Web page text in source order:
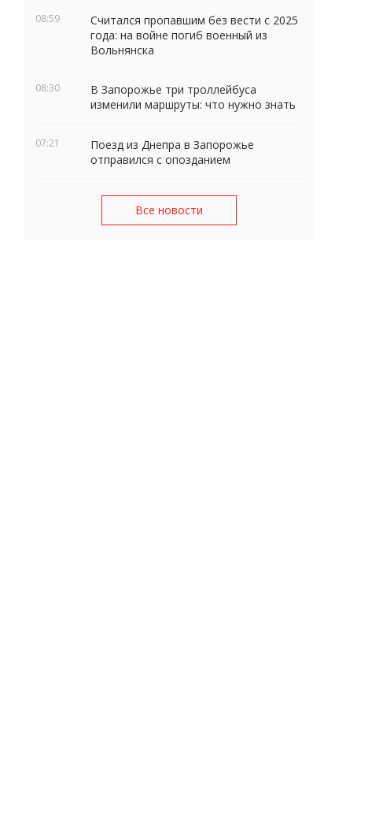
08:59
Считался пропавшим без вести с 2025
года: на войне погиб военный из
Вольнянска
08:30
В Запорожье три троллейбуса
изменили маршруты: что нужно знать
07:21
Поезд из Днепра в Запорожье
отправился с опозданием
Все новости